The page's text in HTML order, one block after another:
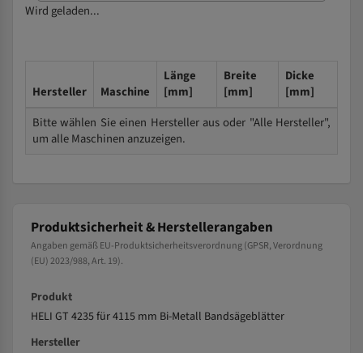
Wird geladen...
Hersteller Maschine
Länge
[mm]
Breite
[mm]
Dicke
[mm]
Bitte wählen Sie einen Hersteller aus oder "Alle Hersteller",
um alle Maschinen anzuzeigen.
Produktsicherheit & Herstellerangaben
Angaben gemäß EU-Produktsicherheitsverordnung (GPSR, Verordnung
(EU) 2023/988, Art. 19).
Produkt
HELI GT 4235 für 4115 mm Bi-Metall Bandsägeblätter
Hersteller